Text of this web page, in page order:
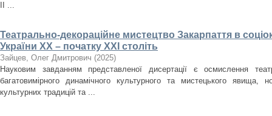
ІІ ...
Театрально-декораційне мистецтво Закарпаття в
України ХХ – початку ХХІ століть
Зайцев, Олег Дмитрович (2025)
Науковим завданням представленої дисертації є осмислення
багатовимірного динамічного культурного та мистецького явища,
культурних традицій та ...